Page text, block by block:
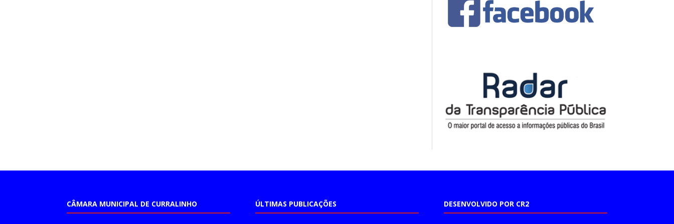
CÂMARA MUNICIPAL DE CURRALINHO ÚLTIMAS PUBLICAÇÕES DESENVOLVIDO POR CR2